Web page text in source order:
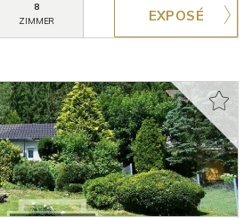
8
ZIMMER